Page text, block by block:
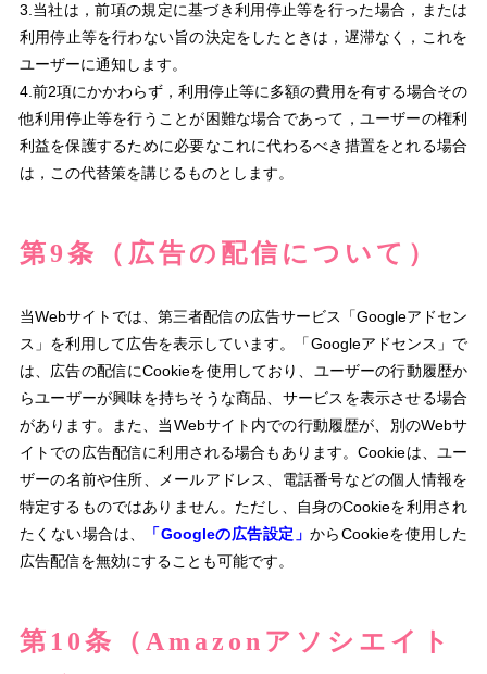
3.当社は，前項の規定に基づき利用停止等を行った場合，または
利用停止等を行わない旨の決定をしたときは，遅滞なく，これを
ユーザーに通知します。
4.前2項にかかわらず，利用停止等に多額の費用を有する場合その
他利用停止等を行うことが困難な場合であって，ユーザーの権利
利益を保護するために必要なこれに代わるべき措置をとれる場合
は，この代替策を講じるものとします。
第9条（広告の配信について）
当Webサイトでは、第三者配信の広告サービス「Googleアドセン
ス」を利用して広告を表示しています。「Googleアドセンス」で
は、広告の配信にCookieを使用しており、ユーザーの行動履歴か
らユーザーが興味を持ちそうな商品、サービスを表示させる場合
があります。また、当Webサイト内での行動履歴が、別のWebサ
イトでの広告配信に利用される場合もあります。Cookieは、ユー
ザーの名前や住所、メールアドレス、電話番号などの個人情報を
特定するものではありません。ただし、自身のCookieを利用され
たくない場合は、
「Googleの広告設定」 からCookieを使用した
広告配信を無効にすることも可能です。
第10条（Amazonアソシエイト